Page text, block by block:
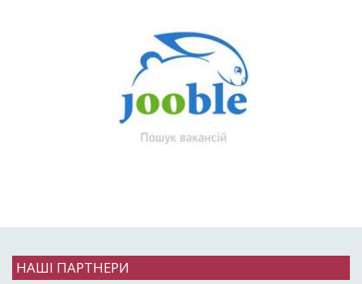
НАШІ ПАРТНЕРИ